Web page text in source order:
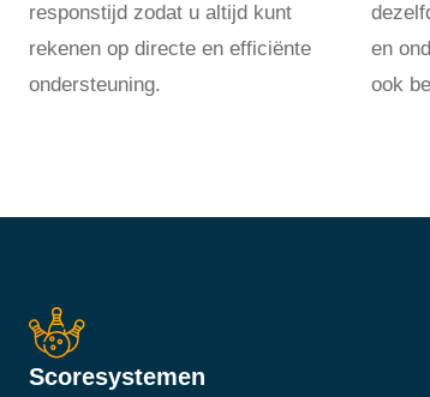
responstijd zodat u altijd kunt
rekenen op directe en efficiënte
ondersteuning.
en
ook
Scoresystemen